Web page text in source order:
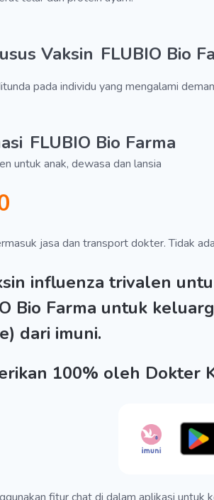
Vaksin FLUBIO Bio
pada individu yang mengalami
FLUBIO Bio Farma
untuk anak, dewasa dan lansia
jasa dan transport dokter. Tidak
influenza trivalen
Bio Farma untuk
dari imuni.
100% oleh Dokter